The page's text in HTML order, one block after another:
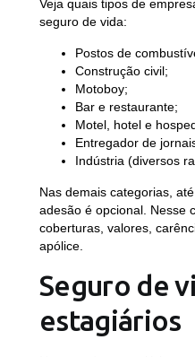
Veja quais tipos de
seguro de vida:
Postos de
Construção civil;
Motoboy;
Bar e restaurante;
Motel, hotel e
Entregador de
Indústria (diversos
Nas demais categorias,
adesão é opcional. Nesse
coberturas, valores,
apólice.
Seguro de
estagiários